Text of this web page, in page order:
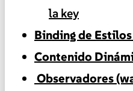
la key
Binding de
Contenido
Observadores